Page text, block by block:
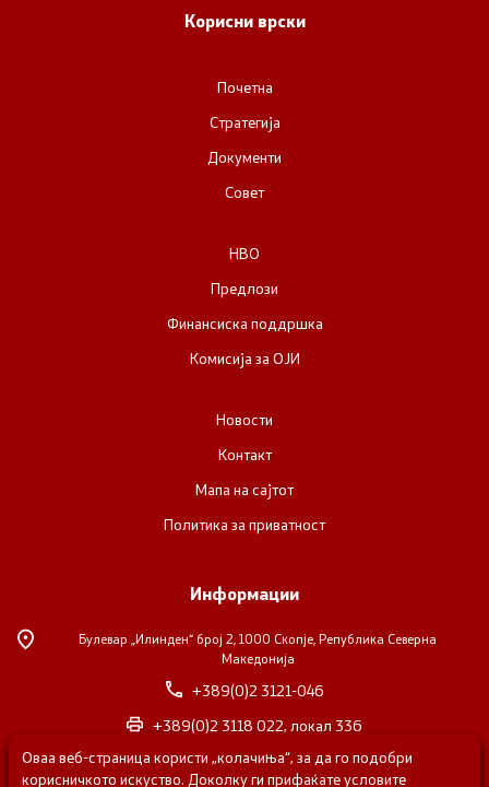
Корисни врски
Почетна
Стратегија
Документи
Совет
НВО
Предлози
Финансиска поддршка
Комисија за ОЈИ
Новости
Контакт
Мапа на сајтот
Политика за приватност
Информации
Булевар „Илинден“ број 2, 1000 Скопје, Република Северна
Македонија
+389(0)2 3121-046
+389(0)2 3118 022, локал 336
nvosorabotka@gs.gov.mk
Оваа веб-страница користи „колачиња“, за да го подобри
корисничкото искуство. Доколку ги прифаќате условите